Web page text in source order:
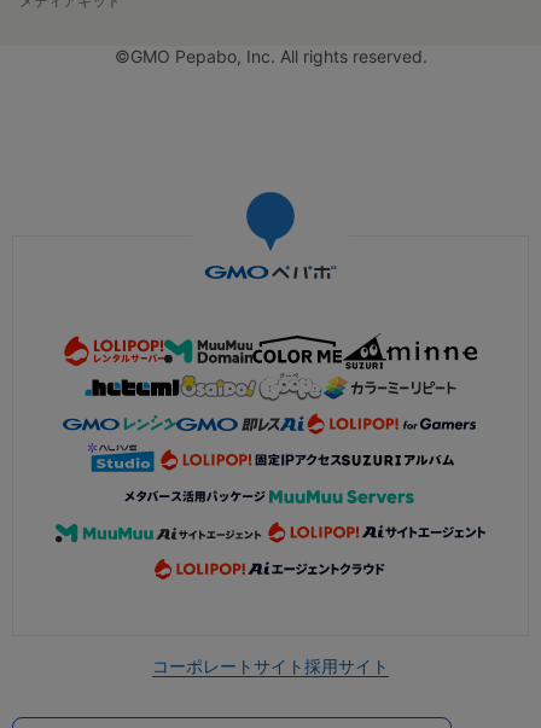
©GMO Pepabo, Inc. All rights reserved.
コーポレートサイト採用サイト